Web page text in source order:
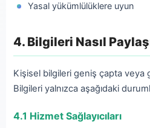
Yasal yükümlülüklere uyun
4. Bilgileri Nasıl
Kişisel bilgileri geniş çapta veya
Bilgileri yalnızca aşağıdaki
4.1 Hizmet Sağlayıcıları